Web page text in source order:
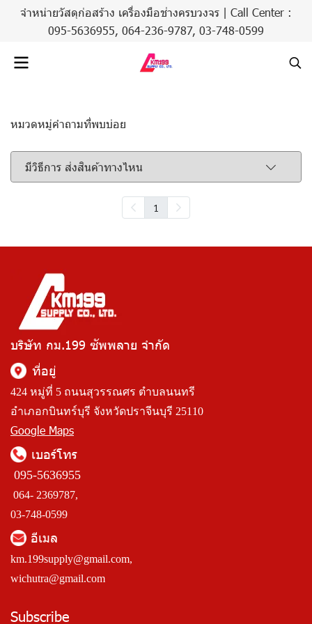
จำหน่ายวัสดุก่อสร้าง เครื่องมือช่างครบวงจร | Call Center :
095-5636955, 064-236-9787, 03-748-0599
หมวดหมู่คำถามที่พบบ่อย
มีวิธีการ ส่งสินค้าทางไหน
1
บริษัท กม.199 ซัพพลาย จำกัด
ที่อยู่
424 หมู่ที่ 5 ถนนสุวรรณศร ตำบลนนทรี
อำเภอกบินทร์บุรี จังหวัดปราจีนบุรี 25110
Google Maps
เบอร์โทร
095-5636955
064- 2369787,
03-748-0599
อีเมล
km.199supply@gmail.com,
wichutra@gmail.com
Subscribe